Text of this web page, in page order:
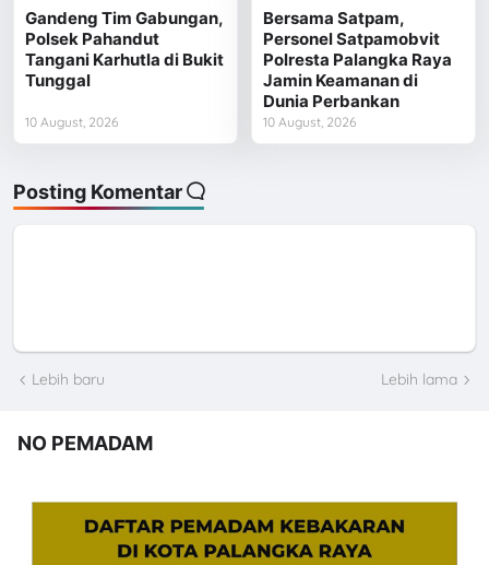
Gandeng Tim Gabungan,
Polsek Pahandut
Tangani Karhutla di Bukit
Tunggal
10 August, 2026
Bersama Satpam,
Personel Satpamobvit
Polresta Palangka Raya
Jamin Keamanan di
Dunia Perbankan
10 August, 2026
Posting Komentar
Lebih baru Lebih lama
NO PEMADAM